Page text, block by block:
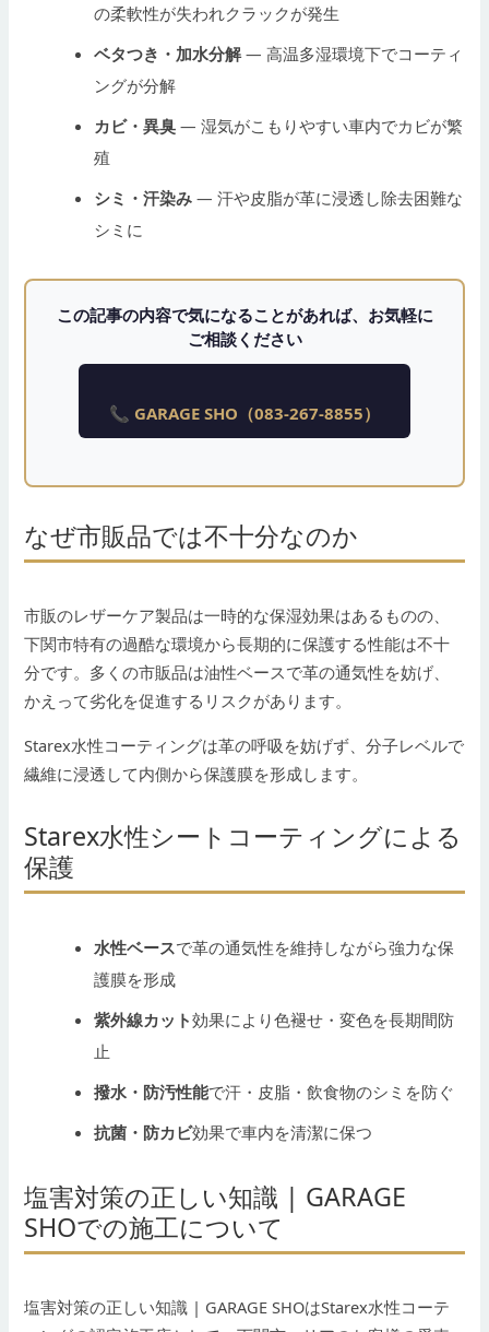
の柔軟性が失われクラックが発生
ベタつき・加水分解— 高温多湿環境下でコーティ
ングが分解
カビ・異臭 — 湿気がこもりやすい車内でカビが繁
殖
シミ・汗染み — 汗や皮脂が革に浸透し除去困難な
シミに
この記事の内容で気になることがあれば、お気軽に
ご相談ください
📞 GARAGE SHO（083-267-8855）
なぜ市販品では不十分なのか
市販のレザーケア製品は一時的な保湿効果はあるものの、
下関市特有の過酷な環境から長期的に保護する性能は不十
分です。多くの市販品は油性ベースで革の通気性を妨げ、
かえって劣化を促進するリスクがあります。
Starex水性コーティングは革の呼吸を妨げず、分子レベルで
繊維に浸透して内側から保護膜を形成します。
Starex水性シートコーティングによる
保護
水性ベースで革の通気性を維持しながら強力な保
護膜を形成
紫外線カット効果により色褪せ・変色を長期間防
止
撥水・防汚性能で汗・皮脂・飲食物のシミを防ぐ
抗菌・防カビ効果で車内を清潔に保つ
塩害対策の正しい知識 | GARAGE
SHOでの施工について
塩害対策の正しい知識 | GARAGE SHOはStarex水性コーテ